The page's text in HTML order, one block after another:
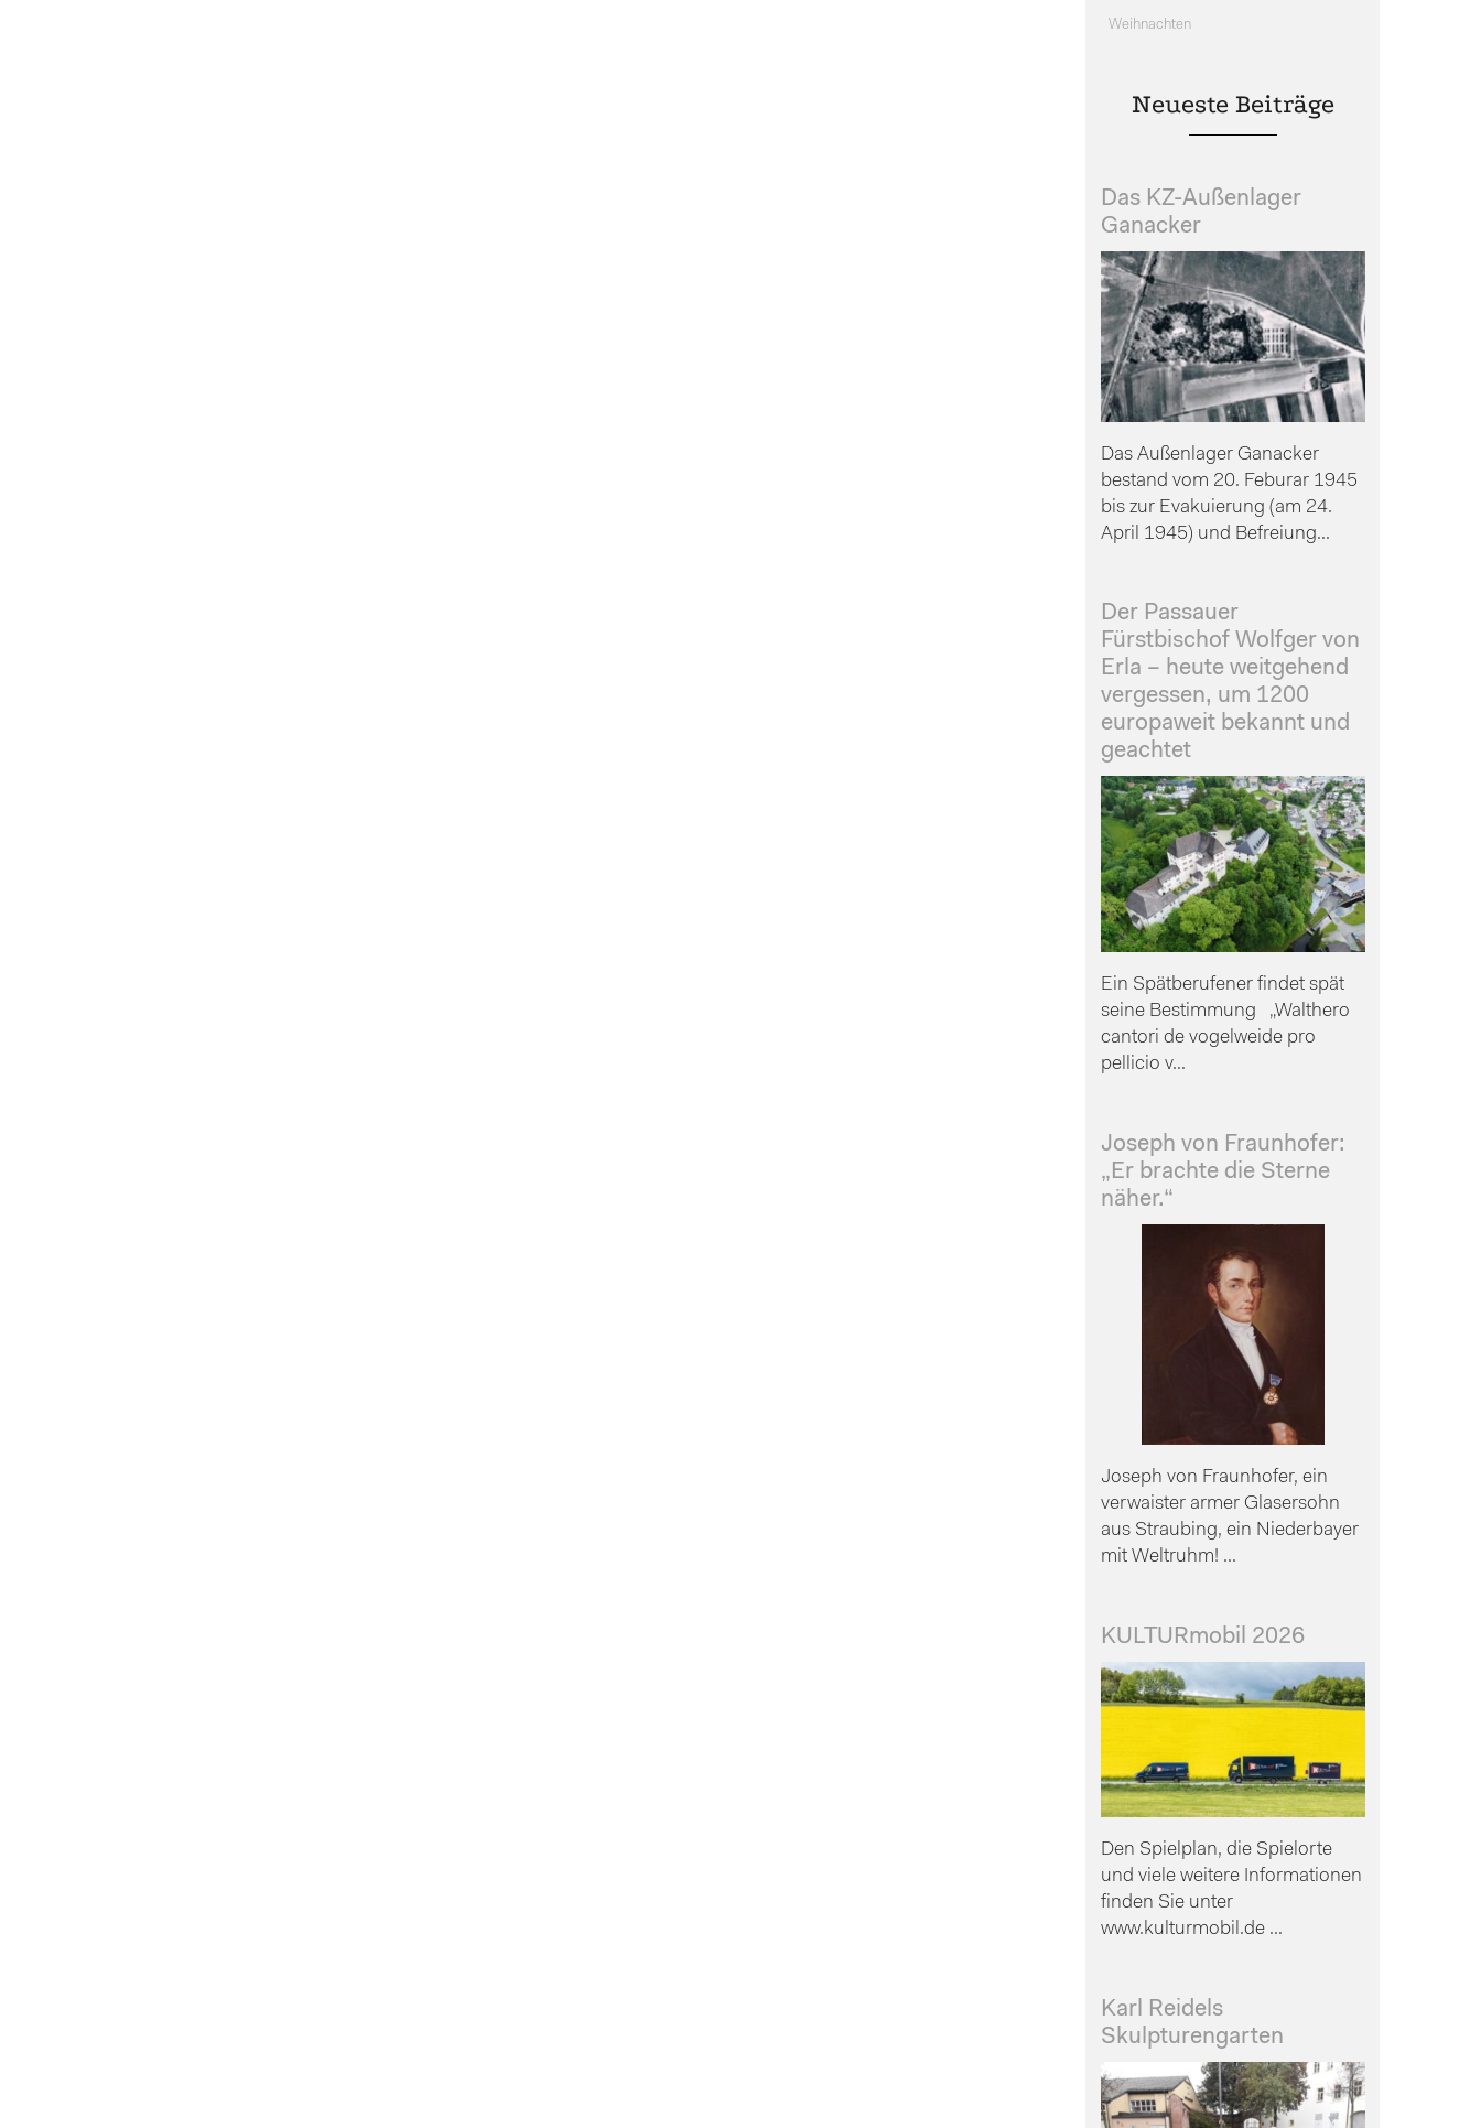
Weihnachten
Neueste Beiträge
Das KZ-Außenlager
Ganacker
Das Außenlager Ganacker
bestand vom 20. Feburar 1945
bis zur Evakuierung (am 24.
April 1945) und Befreiung...
Der Passauer
Fürstbischof Wolfger von
Erla – heute weitgehend
vergessen, um 1200
europaweit bekannt und
geachtet
Ein Spätberufener findet spät
seine Bestimmung „Walthero
cantori de vogelweide pro
pellicio v...
Joseph von Fraunhofer:
„Er brachte die Sterne
näher.“
Joseph von Fraunhofer, ein
verwaister armer Glasersohn
aus Straubing, ein Niederbayer
mit Weltruhm! ...
KULTURmobil 2026
Den Spielplan, die Spielorte
und viele weitere Informationen
finden Sie unter
www.kulturmobil.de ...
Karl Reidels
Skulpturengarten